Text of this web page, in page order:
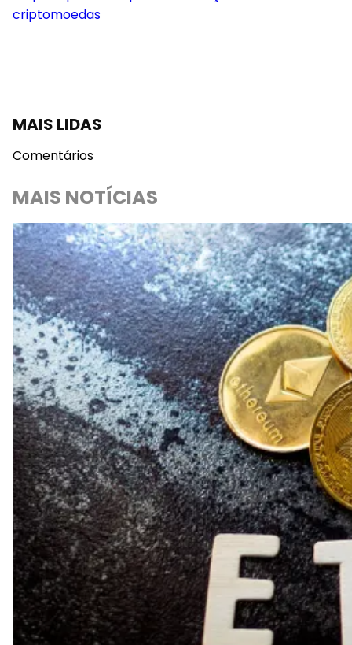
cofundador do site de análise de criptos RadarBTC.
MAIS LIDAS
Comentários
MAIS NOTÍCIAS